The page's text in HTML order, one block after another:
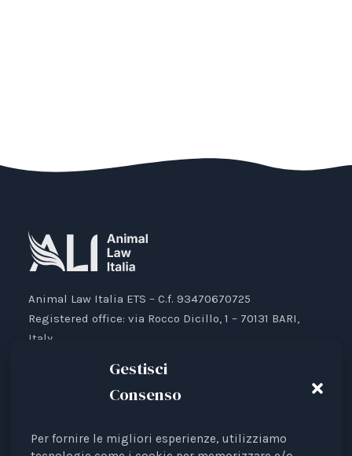
Gestisci
Consenso
Per fornire le migliori esperienze, utilizziamo
Animal Law Italia ETS – C.f. 93470670725
Registered office: via Rocco Dicillo, 1 – 70131 BARI,
Italy.
IBAN: IT87V0501804000000017176777